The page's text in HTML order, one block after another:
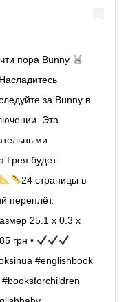
пора Bunny
за Bunny в
Эта
Грея будет
24 страницы в
переплёт.
25.1 х 0.3 х
грн •
#englishbook